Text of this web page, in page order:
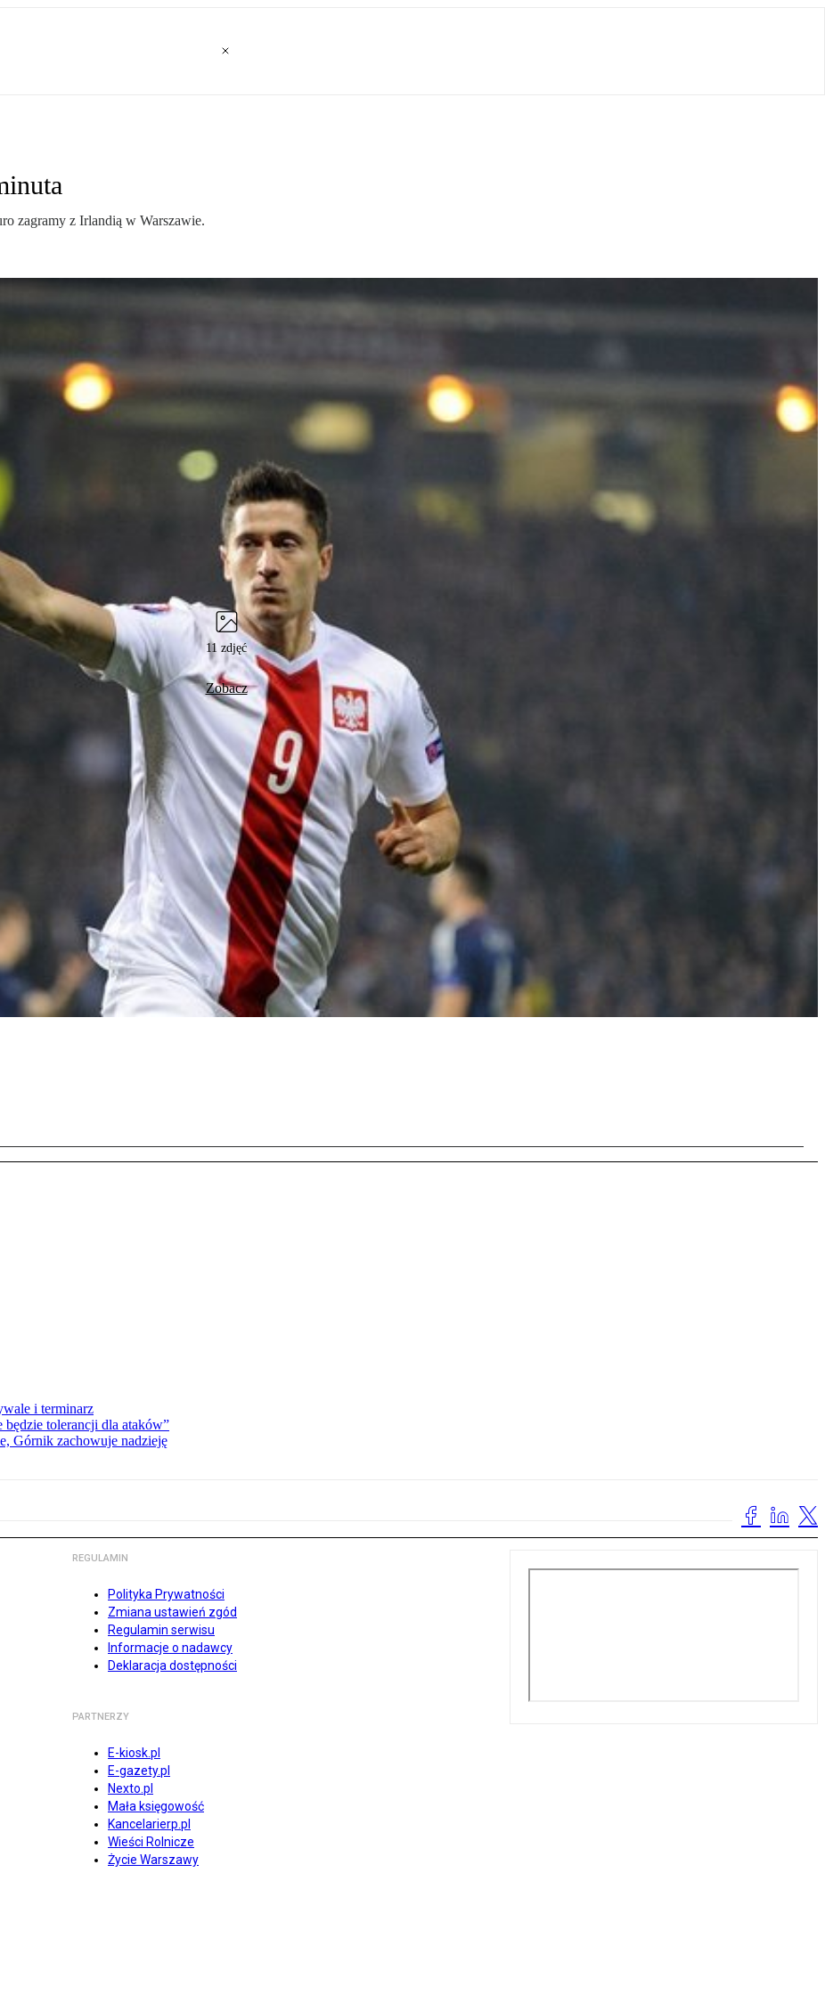
zagramy z Irlandią w Warszawie.
11 zdjęć
Zobacz
i terminarz
będzie tolerancji dla ataków”
Górnik zachowuje nadzieję
REGULAMIN
Polityka Prywatności
Zmiana ustawień zgód
Regulamin serwisu
Informacje o nadawcy
Deklaracja dostępności
PARTNERZY
E-kiosk.pl
E-gazety.pl
Nexto.pl
Mała księgowość
Kancelarierp.pl
Wieści Rolnicze
Życie Warszawy